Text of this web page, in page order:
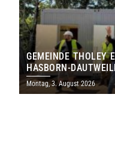
GEMEINDE THOLEY
HASBORN-
MILLIONEN EURO
Montag, 3. August 2026